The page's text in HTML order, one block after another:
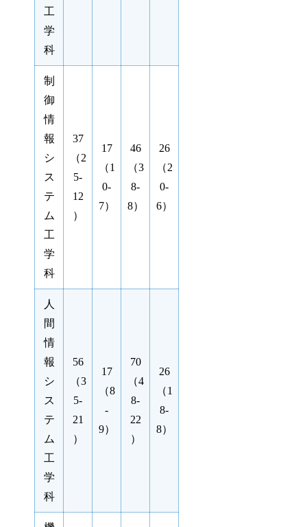
工
学
科
制
御
情
報
シ
ス
テ
ム
工
学
科
37
（2
5-
12
）
17
（1
0-
7）
46
（3
8-
8）
26
（2
0-
6）
人
間
情
報
シ
ス
テ
ム
工
学
科
56
（3
5-
21
）
17
（8
-
9）
70
（4
8-
22
）
26
（1
8-
8）